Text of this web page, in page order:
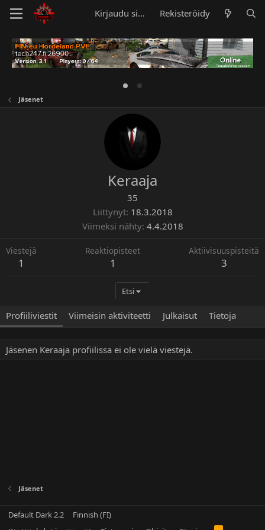
Kirjaudu sisään Rekisteröidy
Jäsenet
Keraaja
35
Liittynyt 18.3.2018
Viimeksi nähty 4.4.2018
Viestejä
1
Reaktiopisteet
1
Aktiivisuuspisteitä
3
Etsi
Profiiliviestit Viimeisin aktiviteetti Julkaisut Tietoja
Jäsenen Keraaja profiilissa ei ole vielä viestejä.
Jäsenet
Default Dark 2.2
Finnish (FI)